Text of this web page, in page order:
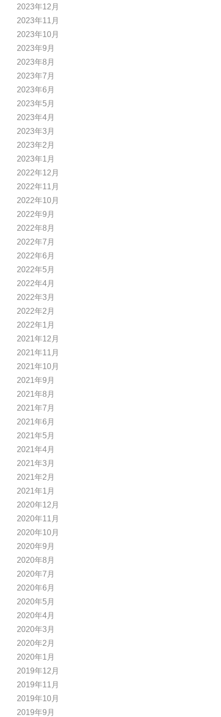
2023年12月
2023年11月
2023年10月
2023年9月
2023年8月
2023年7月
2023年6月
2023年5月
2023年4月
2023年3月
2023年2月
2023年1月
2022年12月
2022年11月
2022年10月
2022年9月
2022年8月
2022年7月
2022年6月
2022年5月
2022年4月
2022年3月
2022年2月
2022年1月
2021年12月
2021年11月
2021年10月
2021年9月
2021年8月
2021年7月
2021年6月
2021年5月
2021年4月
2021年3月
2021年2月
2021年1月
2020年12月
2020年11月
2020年10月
2020年9月
2020年8月
2020年7月
2020年6月
2020年5月
2020年4月
2020年3月
2020年2月
2020年1月
2019年12月
2019年11月
2019年10月
2019年9月